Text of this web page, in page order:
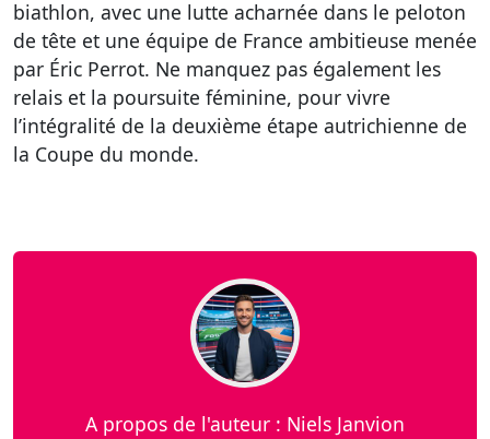
biathlon, avec une lutte acharnée dans le peloton
de tête et une équipe de France ambitieuse menée
par Éric Perrot. Ne manquez pas également les
relais et la poursuite féminine, pour vivre
l’intégralité de la deuxième étape autrichienne de
la Coupe du monde.
A propos de l'auteur : Niels Janvion